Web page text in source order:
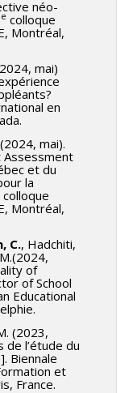
néo-
e colloque
Montréal,
mai)
en
mai).
Assessment
et du
la
colloque
Montréal,
C., Hadchiti,
of
of School
Educational
(2023,
l’étude du
Biennale
et
France.